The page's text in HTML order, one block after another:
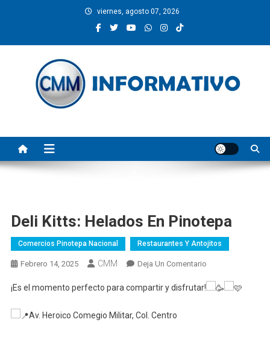
viernes, agosto 07, 2026
Deli Kitts: Helados En Pinotepa
Comercios Pinotepa Nacional Restaurantes Y Antojitos
Febrero 14, 2025 CMM Deja Un ComentarioEn
Kitts:
¡Es el momento perfecto para compartir y disfrutar!
Av. Heroico Comegio Militar, Col. Centro